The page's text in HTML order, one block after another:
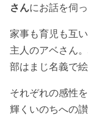
さんにお話を伺っ
家事も育児も互
主人のアベさん
部はまじ名義で
それぞれの感性
輝くいのちへの